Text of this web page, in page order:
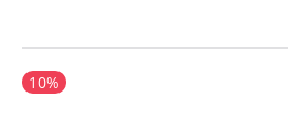
10%